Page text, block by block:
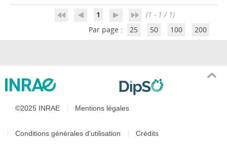
1
(1 - 1 / 1)
Par page :
25 50 100 200
©2025 INRAE Mentions légales
Conditions générales d'utilisation Crédits